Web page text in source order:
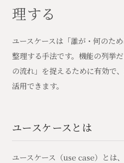
理する
ユースケースは「誰が・何のた
整理する手法です。機能の列挙
の流れ」を捉えるために有効で
活用できます。
ユースケースとは
ユースケース（use case）とは